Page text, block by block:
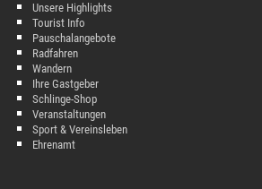
Unsere Highlights
Tourist Info
Pauschalangebote
Radfahren
Wandern
Ihre Gastgeber
Schlinge-Shop
Veranstaltungen
Sport & Vereinsleben
Ehrenamt